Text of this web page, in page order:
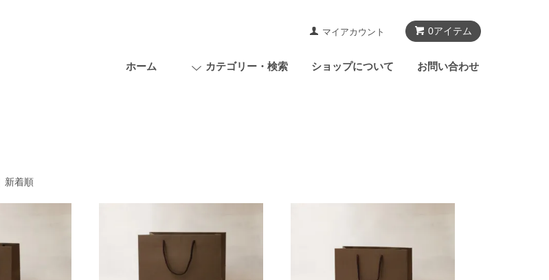
0アイテム
マイアカウント
ホーム カテゴリー・検索 ショップについて お問い合わせ
新着順